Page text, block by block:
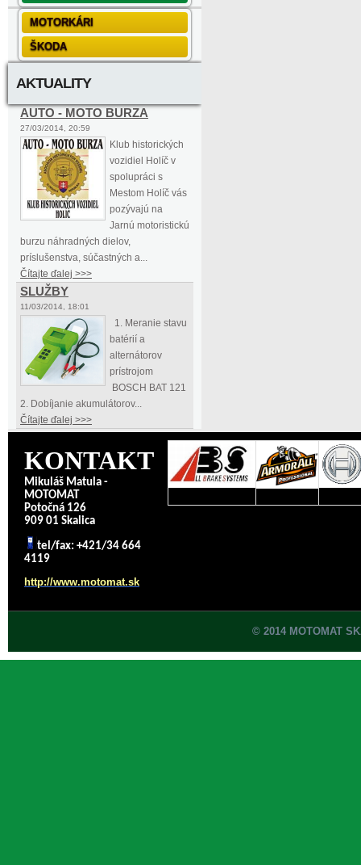
MOTORKÁRI
ŠKODA
AKTUALITY
AUTO - MOTO BURZA
27/03/2014, 20:59
Klub historických
vozidiel Holíč v
spolupráci s
Mestom Holíč vás
pozývajú na
Jarnú motoristickú
burzu náhradných dielov,
príslušenstva, súčastných a...
Čítajte ďalej >>>
SLUŽBY
11/03/2014, 18:01
1. Meranie stavu
batérií a
alternátorov
prístrojom
BOSCH BAT 121
2. Dobíjanie akumulátorov...
Čítajte ďalej >>>
KONTAKT
Mikuláš Matula -
MOTOMAT
Potočná 126
909 01 Skalica
tel/fax: +421/34 664
4119
http://www.motomat.sk
© 2014